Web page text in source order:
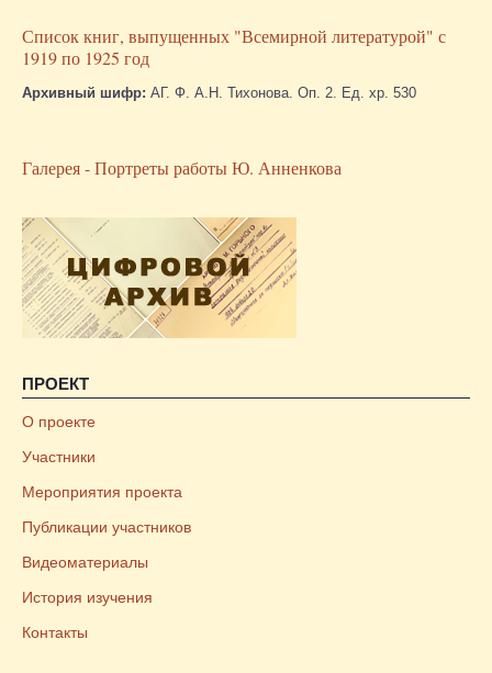
Список книг, выпущенных "Всемирной литературой" с
1919 по 1925 год
Архивный шифр: АГ. Ф. А.Н. Тихонова. Оп. 2. Ед. хр. 530
Галерея - Портреты работы Ю. Анненкова
ПРОЕКТ
О проекте
Участники
Мероприятия проекта
Публикации участников
Видеоматериалы
История изучения
Контакты